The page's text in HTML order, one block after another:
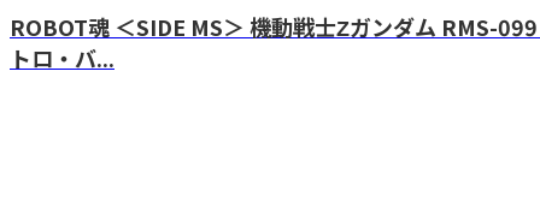
ROBOT魂 ＜SIDE MS＞ 機動戦士Ζガンダム RMS-
トロ・バ...